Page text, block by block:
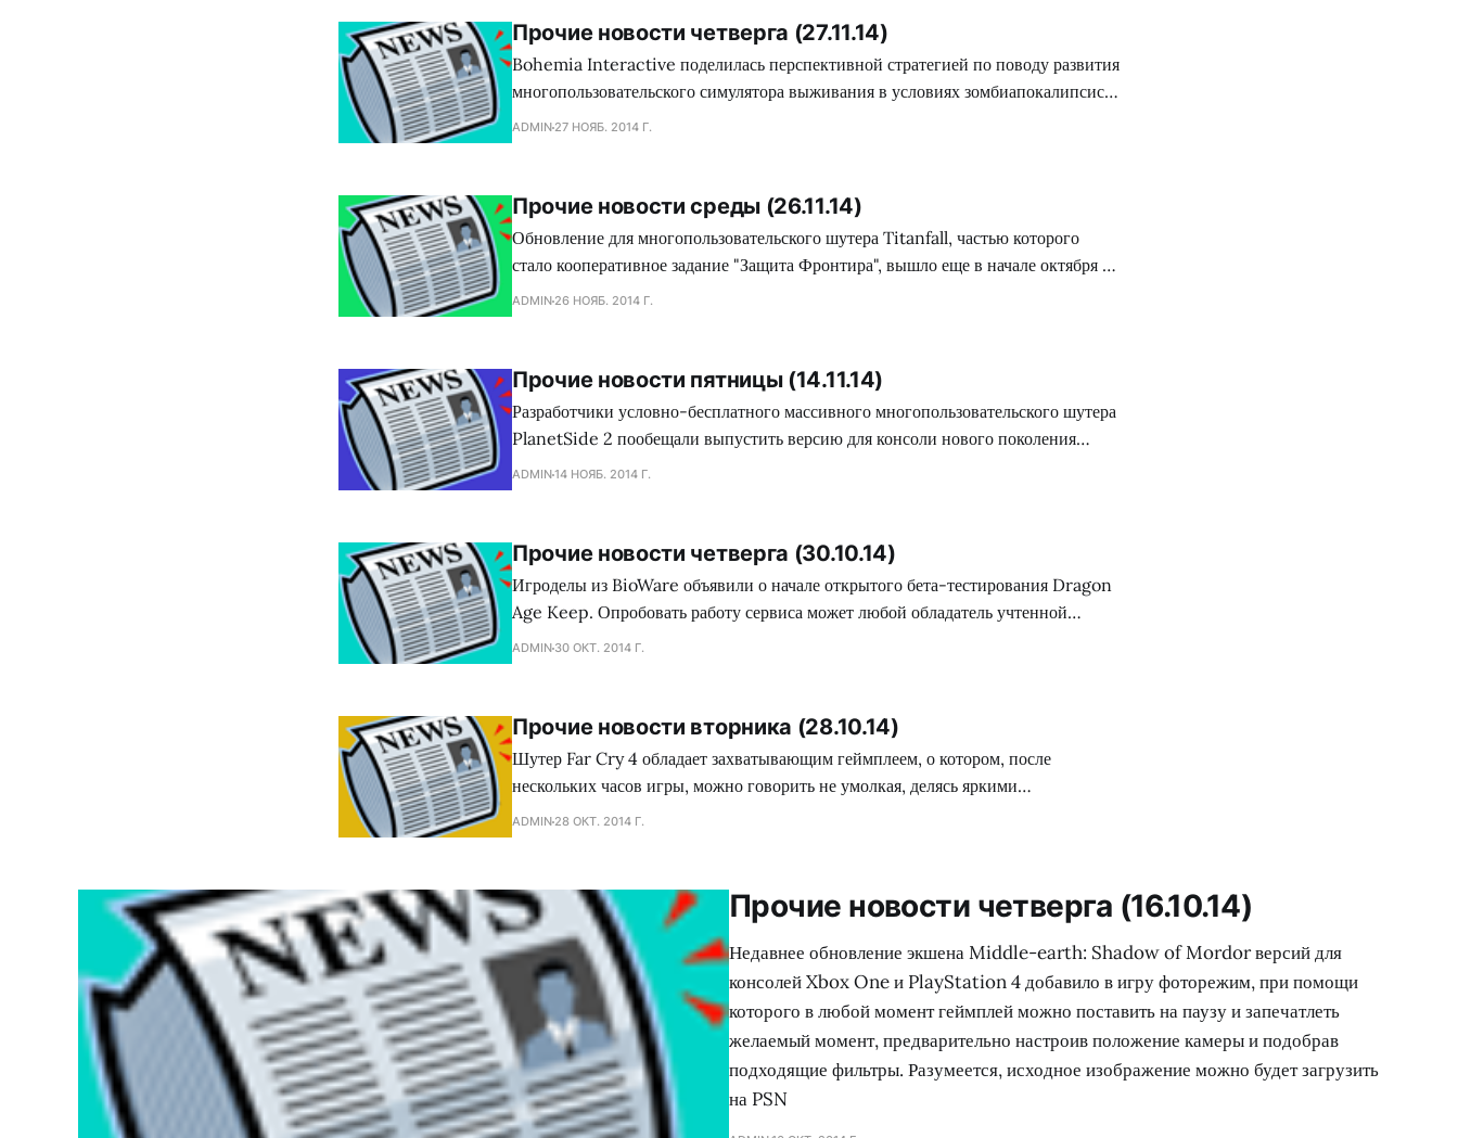
из выставок. Сотрудники
Прочие новости четверга (27.11.14)
Bohemia Interactive поделилась перспективной стратегией по поводу развития
многопользовательского симулятора выживания в условиях зомбиапокалипсиса
DayZ. Следующий год ознаменуется для проекта появлением следующего
долгожданный переход на этап бета-тестирования. Релизную версию
разработчики планируют выпустить
ADMIN 27 НОЯБ. 2014 Г.
Прочие новости среды (26.11.14)
Обновление для многопользовательского шутера Titanfall, частью которого
стало кооперативное задание "Защита Фронтира", вышло еще в начале октября на
Xbox One и PC. Обладатели версий продукта для Xbox 360 получат данный
ADMIN 26 НОЯБ. 2014 Г.
Прочие новости пятницы (14.11.14)
Разработчики условно-бесплатного массивного многопользовательского шутера
PlanetSide 2 пообещали выпустить версию для консоли нового поколения
PlayStation 4 уже до конца этого года, то есть в течении ближайших двух
Студия BioWare подготовила
ADMIN14 НОЯБ. 2014 Г.
Прочие новости четверга (30.10.14)
Игроделы из BioWare объявили о начале открытого бета-тестирования Dragon
Age Keep. Опробовать работу сервиса может любой обладатель учтенной
записи цифровой платформы Origin. Помимо этого, девелоперы подготовили
приуроченный многопользовательскому военному симулятору морских схваток
World of
ADMIN 30 ОКТ. 2014 Г.
Прочие новости вторника (28.10.14)
Шутер Far Cry 4 обладает захватывающим геймплеем, о котором, после
нескольких часов игры, можно говорить не умолкая, делясь яркими
впечатлениями и описывая запоминающиеся ситуации, произошедшие во время
коих он стал в своей новой
ADMIN 28 ОКТ. 2014 Г.
Прочие новости четверга (16.10.14)
Недавнее обновление экшена Middle-earth: Shadow of Mordor версий для
консолей Xbox One и PlayStation 4 добавило в игру фоторежим, при помощи
которого в любой момент геймплей можно поставить на паузу и запечатлеть
желаемый момент, предварительно настроив положение камеры и подобрав
подходящие фильтры. Разумеется, исходное изображение можно будет загрузить
на PSN